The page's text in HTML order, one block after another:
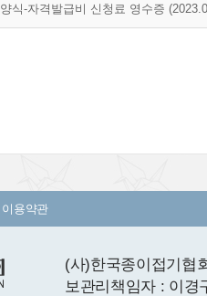
양식-자격발급비 신청료 영수증
이용약관
(사)한국종이접기
보관리책임자 : 이경